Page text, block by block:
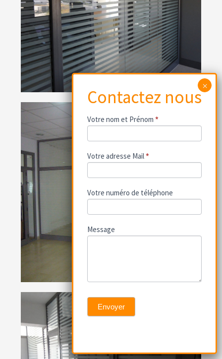
Contactez
Votre nom et Prénom *
Votre adresse Mail*
Votre numéro de téléphone
Message
Envoyer